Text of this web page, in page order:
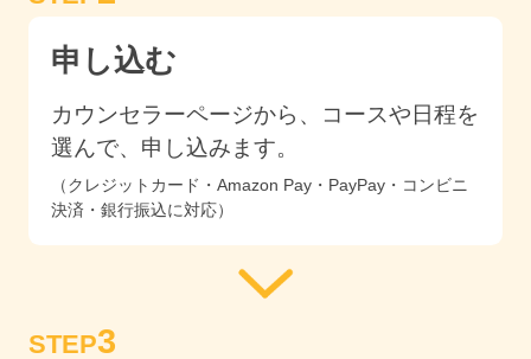
申し込む
カウンセラーページから、コースや日程を
選んで、申し込みます。
（クレジットカード・Amazon Pay・PayPay・コンビニ
決済・銀行振込に対応）
STEP3